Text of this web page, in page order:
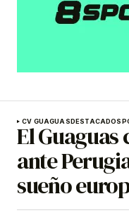
CV GUAGUASDESTACADOS
El Guaguas
ante
sueño